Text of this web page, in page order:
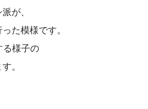
が、
た模様です。
る様子の
。